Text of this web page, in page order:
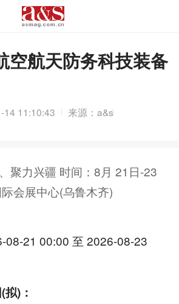
空航天防务科技装备
14 11:10:43 来源：a&s
聚力兴疆 时间：8月 21日-23
会展中心(乌鲁木齐)
08-21 00:00 至 2026-08-23
)：